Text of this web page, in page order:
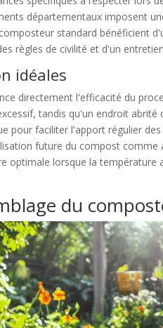
départementaux imposent
standard bénéficient
règles de civilité et d'un
idéales
directement l'efficacité du
tandis qu'un endroit
pour faciliter l'apport régulier
future du compost
optimale lorsque la
du